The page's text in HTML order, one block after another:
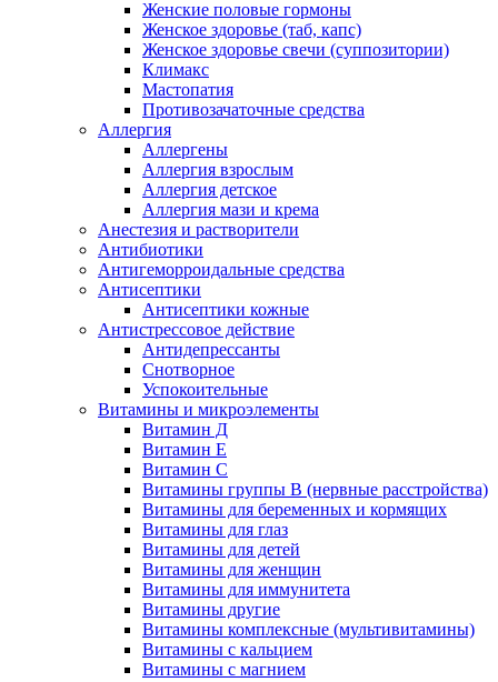
Женские половые гормоны
Женское здоровье (таб, капс)
Женское здоровье свечи (суппозитории)
Климакс
Мастопатия
Противозачаточные средства
Аллергия
Аллергены
Аллергия взрослым
Аллергия детское
Аллергия мази и крема
Анестезия и растворители
Антибиотики
Антигеморроидальные средства
Антисептики
Антисептики кожные
Антистрессовое действие
Антидепрессанты
Снотворное
Успокоительные
Витамины и микроэлементы
Витамин Д
Витамин Е
Витамин С
Витамины группы В (нервные расстройства)
Витамины для беременных и кормящих
Витамины для глаз
Витамины для детей
Витамины для женщин
Витамины для иммунитета
Витамины другие
Витамины комплексные (мультивитамины)
Витамины с кальцием
Витамины с магнием